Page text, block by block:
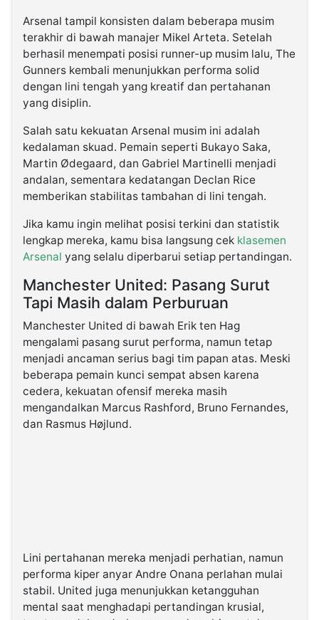
Arsenal tampil konsisten dalam beberapa musim
terakhir di bawah manajer Mikel Arteta. Setelah
berhasil menempati posisi runner-up musim lalu, The
Gunners kembali menunjukkan performa solid
dengan lini tengah yang kreatif dan pertahanan
yang disiplin.
Salah satu kekuatan Arsenal musim ini adalah
kedalaman skuad. Pemain seperti Bukayo Saka,
Martin Ødegaard, dan Gabriel Martinelli menjadi
andalan, sementara kedatangan Declan Rice
memberikan stabilitas tambahan di lini tengah.
Jika kamu ingin melihat posisi terkini dan statistik
lengkap mereka, kamu bisa langsung cek klasemen
Arsenal yang selalu diperbarui setiap pertandingan.
Manchester United: Pasang Surut
Tapi Masih dalam Perburuan
Manchester United di bawah Erik ten Hag
mengalami pasang surut performa, namun tetap
menjadi ancaman serius bagi tim papan atas. Meski
beberapa pemain kunci sempat absen karena
cedera, kekuatan ofensif mereka masih
mengandalkan Marcus Rashford, Bruno Fernandes,
dan Rasmus Højlund.
Lini pertahanan mereka menjadi perhatian, namun
performa kiper anyar Andre Onana perlahan mulai
stabil. United juga menunjukkan ketangguhan
mental saat menghadapi pertandingan krusial,